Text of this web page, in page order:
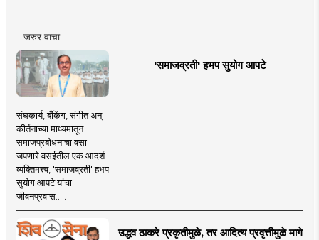
जरुर वाचा
'समाजव्रती' हभप सुयोग आपटे
संघकार्य, बँकिंग, संगीत अन्
कीर्तनाच्या माध्यमातून
समाजप्रबोधनाचा वसा
जपणारे वसईतील एक आदर्श
व्यक्तिमत्त्व, 'समाजव्रती' हभप
सुयोग आपटे यांचा
जीवनप्रवास.....
उद्धव ठाकरे प्रकृतीमुळे, तर आदित्य प्रवृत्तीमुळे मागे